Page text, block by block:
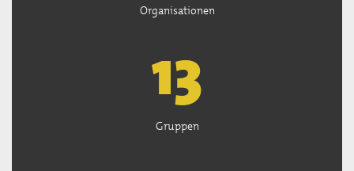
Organisationen
13
Gruppen